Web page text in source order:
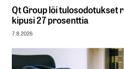
Qt Group löi tulosodotukset
kipusi 27 prosenttia
7.8.2026